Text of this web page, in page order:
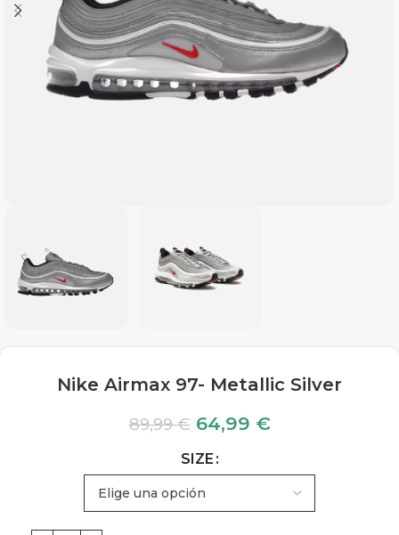
Nike Airmax 97- Metallic Silver
89,99€ 64,99 €
SIZE